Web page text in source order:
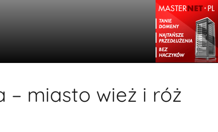
– miasto wież i róż